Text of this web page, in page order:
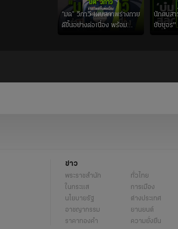
“มด” วิภาวี เผยสภาพร่างกาย
ดีขึ้นอย่างต่อเนื่อง พร้อม
นักตบสา
ชัชชุอร"
ข่าว
พระราชสำนัก
ทั่วไทย
ในกระแส
การเมือง
นโยบายรัฐ
ต่างประเทศ
อาชญากรรม
ยานยนต์
ราคาทองคำ
ความยั่งยืน